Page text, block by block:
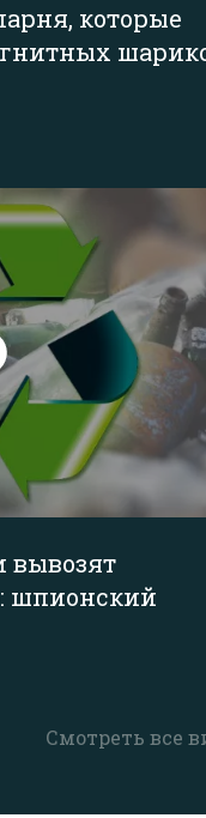
Смотреть все
которые
вывозят
шпионский